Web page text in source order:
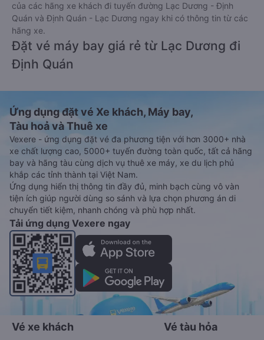
của các hãng xe khách đi tuyến đường Lạc Dương - Định
Quán và Định Quán - Lạc Dương ngay khi có thông tin từ các
hãng xe.
Đặt vé máy bay giá rẻ từ Lạc Dương đi
Định Quán
Ứng dụng đặt vé Xe khách, Máy bay,
Tàu hoả và Thuê xe
Vexere - ứng dụng đặt vé đa phương tiện với hơn 3000+ nhà
xe chất lượng cao, 5000+ tuyến đường toàn quốc, tất cả hãng
bay và hãng tàu cùng dịch vụ thuê xe máy, xe du lịch phủ
khắp các tỉnh thành tại Việt Nam.
Ứng dụng hiển thị thông tin đầy đủ, minh bạch cùng vô vàn
tiện ích giúp người dùng so sánh và lựa chọn phương án di
chuyển tiết kiệm, nhanh chóng và phù hợp nhất.
Tải ứng dụng Vexere ngay
Vé xe khách Vé tàu hỏa